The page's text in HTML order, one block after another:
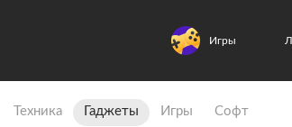
Игры
Техника Гаджеты Игры Софт